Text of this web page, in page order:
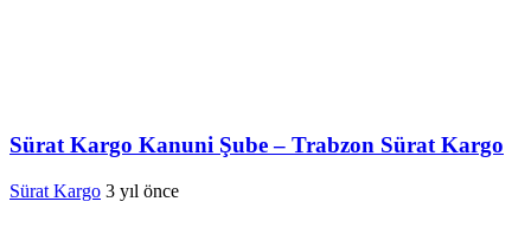
Sürat Kargo Kanuni Şube – Trabzon Sürat Kargo
Sürat Kargo 3 yıl önce